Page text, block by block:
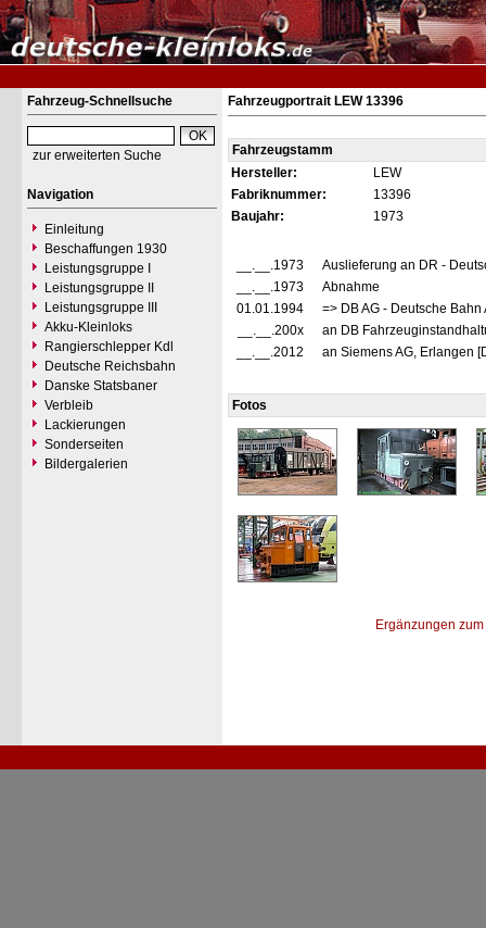
Fahrzeug-Schnellsuche
zur erweiterten Suche
Navigation
Einleitung
Beschaffungen 1930
Leistungsgruppe I
Leistungsgruppe II
Leistungsgruppe III
Akku-Kleinloks
Rangierschlepper Kdl
Deutsche Reichsbahn
Danske Statsbaner
Verbleib
Lackierungen
Sonderseiten
Bildergalerien
Fahrzeugportrait LEW 13396
Fahrzeugstamm
Hersteller:
LEW
Fabriknummer:
13396
Baujahr:
1973
__.__.1973
Auslieferung an DR -
__.__.1973
Abnahme
01.01.1994
=> DB AG - Deutsche
__.__.200x
an DB
__.__.2012
an Siemens AG, Erlangen
Fotos
Ergänzungen